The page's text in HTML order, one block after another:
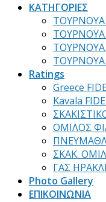
ΚΑΤΗΓΟΡΙΕΣ
ΤΟΥΡΝΟΥΑ
ΤΟΥΡΝΟΥΑ
Ratings
Greece
Kavala
ΟΜΙΛΟΣ
ΣΚΑΚ.
ΓΑΣ
Photo Gallery
ΕΠΙΚΟΙΝΩΝΙΑ